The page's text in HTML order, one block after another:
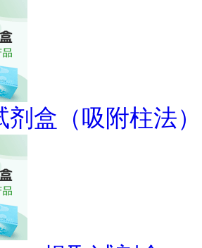
盒（吸附柱法）